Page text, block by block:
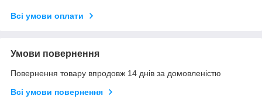
Всі умови оплати
Умови повернення
Повернення товару впродовж 14 днів за домовленістю
Всі умови повернення